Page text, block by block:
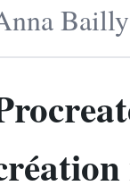
Bailly